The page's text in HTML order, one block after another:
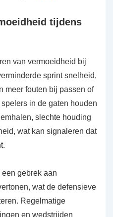
tijdens
van vermoeidheid bij
sprint snelheid,
meer fouten bij passen of
in de gaten houden
slechte houding
wat kan signaleren dat
gebrek aan
wat de defensieve
Regelmatige
en wedstrijden